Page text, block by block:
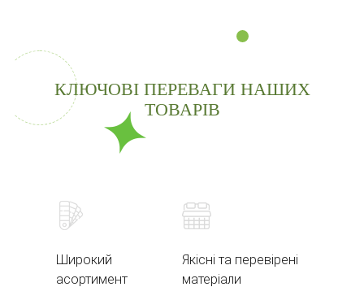
КЛЮЧОВІ ПЕРЕВАГИ НАШИХ
ТОВАРІВ
Широкий
асортимент
Якісні та перевірені
матеріали